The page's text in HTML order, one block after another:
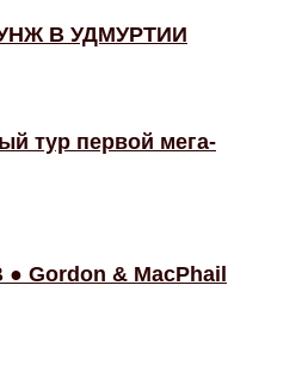
В УДМУРТИИ
тур первой мега-
Gordon & MacPhail